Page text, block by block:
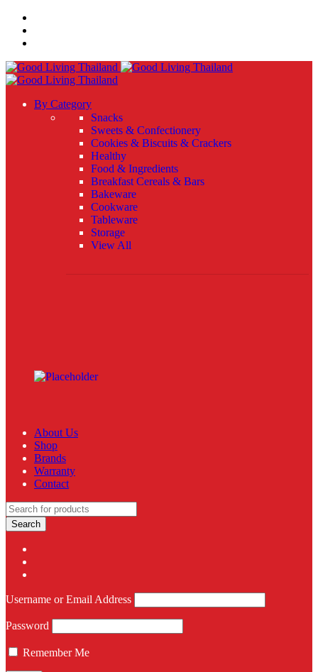
By Category
Snacks
Sweets & Confectionery
Cookies & Biscuits & Crackers
Healthy
Food & Ingredients
Breakfast Cereals & Bars
Bakeware
Cookware
Tableware
Storage
View All
About Us
Shop
Brands
Warranty
Contact
Username or Email Address
Password
Remember Me